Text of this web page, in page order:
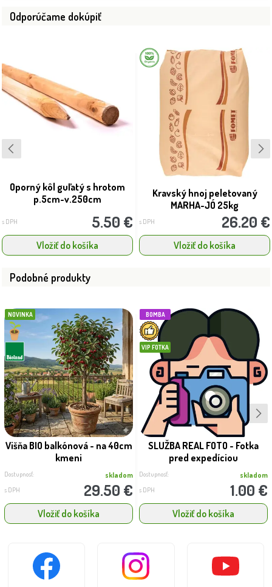
Odporúčame dokúpiť
Oporný kôl guľatý s hrotom
p.5cm-v.250cm
s DPH 5.50 €
Vložiť do košíka
Kravský hnoj peletovaný
MARHA-JÓ 25kg
s DPH 26.20 €
Vložiť do košíka
Podobné produkty
NOVINKA
Višňa BIO balkónová - na 40cm
kmeni
Dostupnosť: skladom
s DPH 29.50 €
Vložiť do košíka
BOMBA
VIP FOTKA
SLUŽBA REAL FOTO - Fotka
pred expedíciou
Dostupnosť: skladom
s DPH 1.00 €
Vložiť do košíka